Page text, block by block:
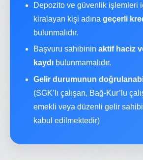
Depozito ve güvenlik işlemleri
kiralayan kişi adına geçerli
bulunmalıdır.
Başvuru sahibinin aktif haciz
kaydı bulunmamalıdır.
Gelir durumunun
(SGK’lı çalışan, Bağ-Kur’lu
emekli veya düzenli gelir
kabul edilmektedir)